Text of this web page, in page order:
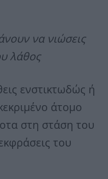
να νιώσεις
λάθος
ενστικτωδώς ή
άτομο
στη στάση του
του